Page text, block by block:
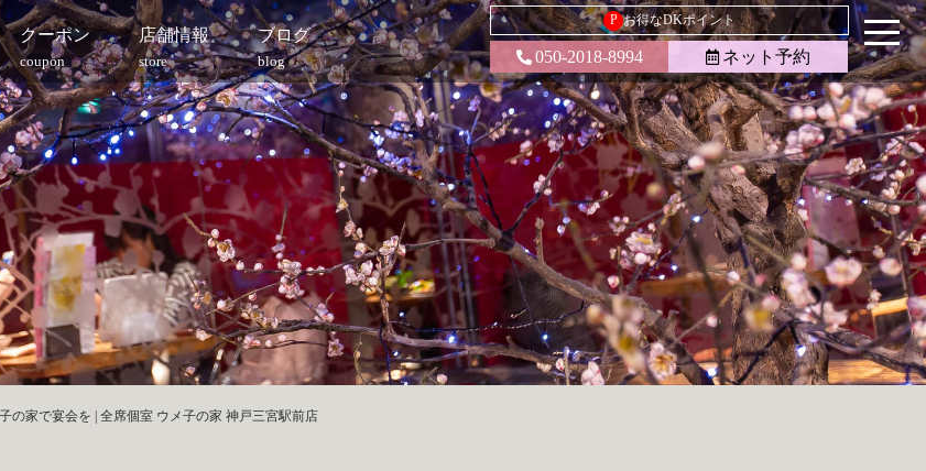
クーポン
coupon
店舗情報
store
ブログ
blog
P お得なDKポイント
050-2018-8994 ネット予約
の家で宴会を | 全席個室 ウメ子の家 神戸三宮駅前店